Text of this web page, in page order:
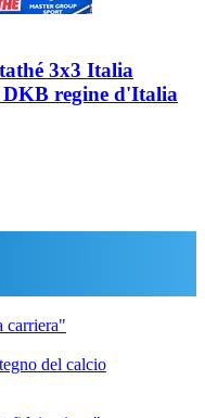
3x3 Italia
DKB regine d'Italia
carriera"
del calcio